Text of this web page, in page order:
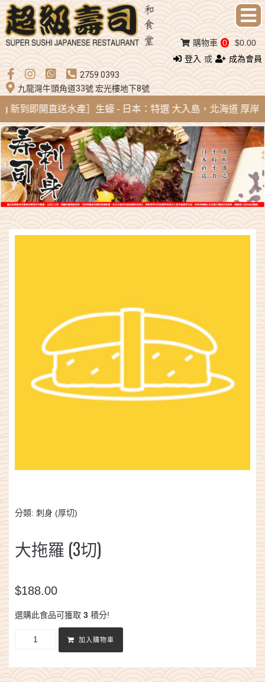
登入 或
成為會員
2759 0393
九龍灣牛頭角道33號 宏光樓地下8號
購物車 0 $0.00
新到即開直送水產］生蠔 - 日本：特選 大入島，北海道 厚岸
分類: 刺身 (厚切)
大拖羅 (3切)
$188.00
選購此食品可獲取 3 積分!
加入購物車